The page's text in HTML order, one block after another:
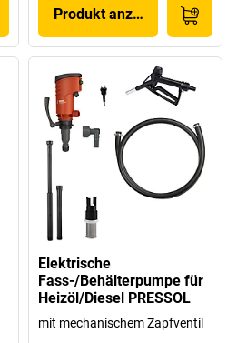
Produkt anzeigen
Elektrische
Fass-/Behälterpumpe für
Heizöl/Diesel PRESSOL
mit mechanischem Zapfventil